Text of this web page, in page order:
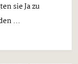
sie Ja zu
...